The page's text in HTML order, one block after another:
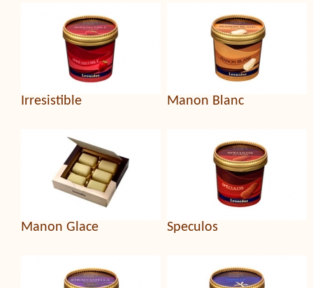
Irresistible Manon Blanc
Manon Glace Speculos